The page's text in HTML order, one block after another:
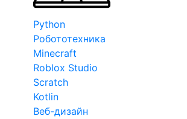
Python
Робототехника
Minecraft
Roblox Studio
Scratch
Kotlin
Веб-дизайн